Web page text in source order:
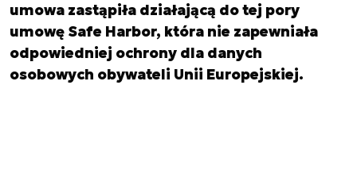
umowa zastąpiła działającą do tej pory
umowę Safe Harbor, która nie zapewniała
odpowiedniej ochrony dla danych
osobowych obywateli Unii Europejskiej.